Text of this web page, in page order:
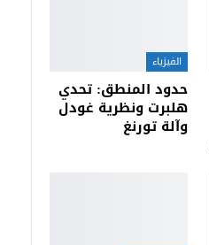
الفيزياء
حدود المنطق: تحدي
هلبرت ونظرية غودل
وآلة تورنغ